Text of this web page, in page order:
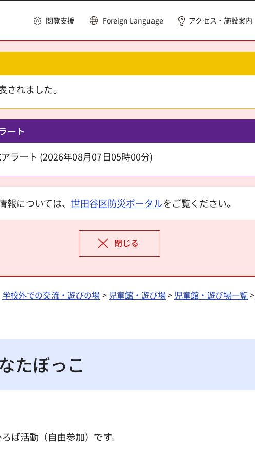
閲覧支援 Foreign Language アクセス・施設案内
されました。
ート
ラート (2026年08月07日05時00分)
報については、 世田谷区防災ポータルをご覧ください。
閉じる
学校外での交流・遊びの場> 児童館・遊び場> 児童館・遊び場一覧>
たぼっこ
ば活動（自由参加）です。